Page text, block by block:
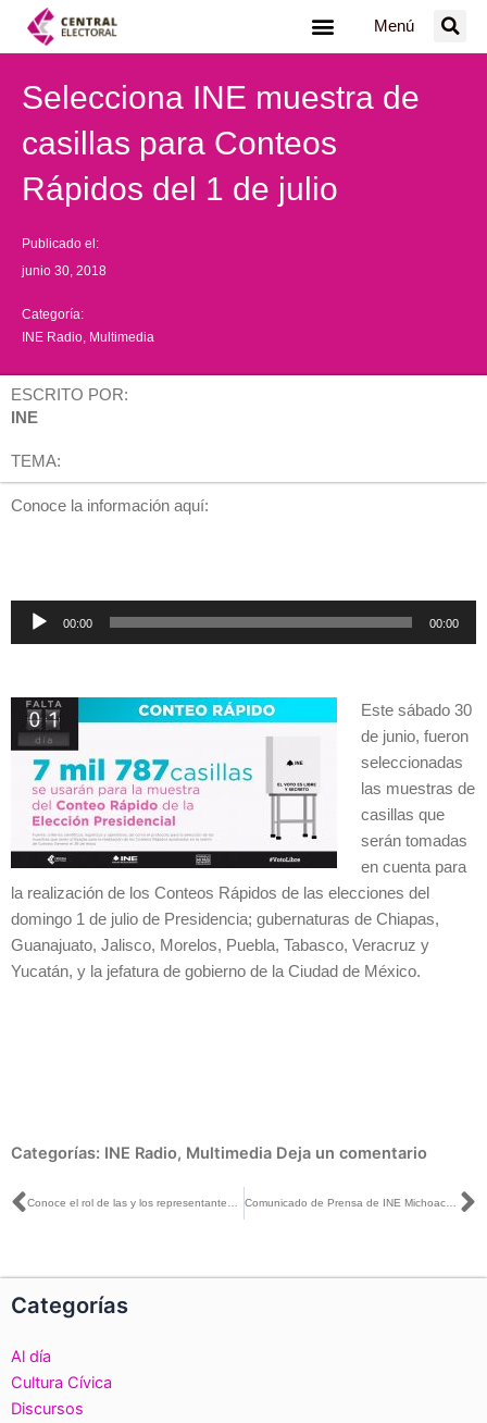
Menú
Selecciona INE muestra de
casillas para Conteos
Rápidos del 1 de julio
Publicado el:
junio 30, 2018
Categoría:
INE Radio Multimedia
ESCRITO POR:
INE
TEMA:
Conoce la información aquí:
Reproductor
00:00 00:00
Este sábado 30
de junio, fueron
seleccionadas
las muestras de
casillas que
serán tomadas
en cuenta para
la realización de los Conteos Rápidos de las elecciones del
domingo 1 de julio de Presidencia; gubernaturas de Chiapas,
Guanajuato, Jalisco, Morelos, Puebla, Tabasco, Veracruz y
Yucatán, y la jefatura de gobierno de la Ciudad de México.
Categorías: INE Radio, Multimedia Deja un comentario
Ant Comunicado de Prensa de INE Michoacán sobre la situación en Nahuatzen
Categorías
Al día
Cultura Cívica
Discursos